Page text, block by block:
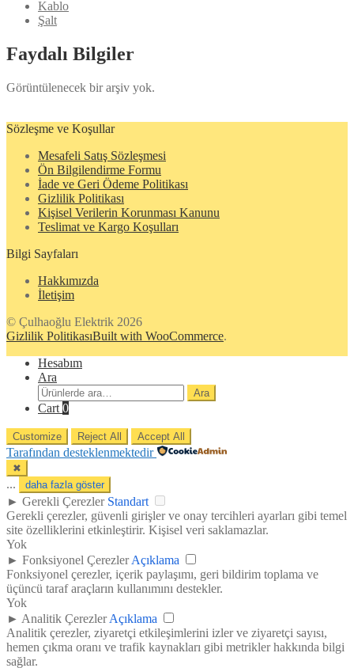
Kablo
Şalt
Faydalı Bilgiler
Görüntülenecek bir arşiv yok.
Sözleşme ve Koşullar
Mesafeli Satış Sözleşmesi
Ön Bilgilendirme Formu
İade ve Geri Ödeme Politikası
Gizlilik Politikası
Kişisel Verilerin Korunması Kanunu
Teslimat ve Kargo Koşulları
Bilgi Sayfaları
Hakkımızda
İletişim
© Çulhaoğlu Elektrik 2026
Gizlilik PolitikasıBuilt with WooCommerce.
Hesabım
Ara
Ara:
Ara
Cart 0
Customize Reject All Accept All
Tarafından desteklenmektedir
✖
... daha fazla göster
► Gerekli Çerezler Standart
Gerekli çerezler, güvenli girişler ve onay tercihleri ayarları gibi temel
site özelliklerini etkinleştirir. Kişisel veri saklamazlar.
Yok
► Fonksiyonel Çerezler Açıklama
Fonksiyonel çerezler, içerik paylaşımı, geri bildirim toplama ve
üçüncü taraf araçların kullanımını destekler.
Yok
► Analitik Çerezler Açıklama
Analitik çerezler, ziyaretçi etkileşimlerini izler ve ziyaretçi sayısı,
hemen çıkma oranı ve trafik kaynakları gibi metrikler hakkında bilgi
sağlar.